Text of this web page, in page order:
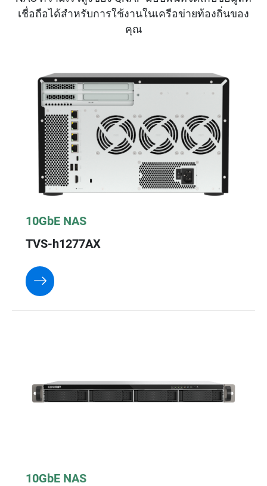
เชื่อถือได้สำหรับการใช้งานในเครือข่ายท้องถิ่นของ
คุณ
10GbE NAS
TVS-h1277AX
10GbE NAS